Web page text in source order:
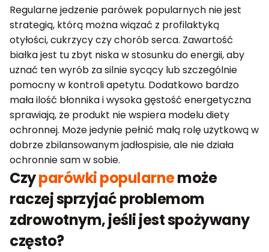
Regularne jedzenie parówek popularnych nie jest
strategią, którą można wiązać z profilaktyką
otyłości, cukrzycy czy chorób serca. Zawartość
białka jest tu zbyt niska w stosunku do energii, aby
uznać ten wyrób za silnie sycący lub szczególnie
pomocny w kontroli apetytu. Dodatkowo bardzo
mała ilość błonnika i wysoka gęstość energetyczna
sprawiają, że produkt nie wspiera modelu diety
ochronnej. Może jedynie pełnić małą rolę użytkową w
dobrze zbilansowanym jadłospisie, ale nie działa
ochronnie sam w sobie.
Czyparówki popularnemoże
raczej sprzyjać problemom
zdrowotnym, jeśli jest spożywany
często?